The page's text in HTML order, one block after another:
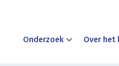
Onderzoek Over het